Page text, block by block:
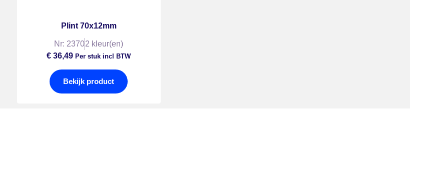
Plint 70x12mm
Nr: 23702 kleur(en)
€ 36,49 Per stuk incl BTW
Bekijk product